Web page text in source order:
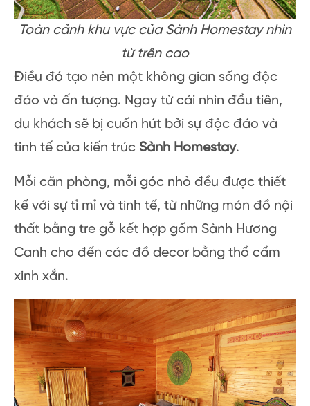
Toàn cảnh khu vực của Sành Homestay nhìn
từ trên cao
Điều đó tạo nên một không gian sống độc
đáo và ấn tượng. Ngay từ cái nhìn đầu tiên,
du khách sẽ bị cuốn hút bởi sự độc đáo và
tinh tế của kiến trúc Sành Homestay.
Mỗi căn phòng, mỗi góc nhỏ đều được thiết
kế với sự tỉ mỉ và tinh tế, từ những món đồ nội
thất bằng tre gỗ kết hợp gốm Sành Hương
Canh cho đến các đồ decor bằng thổ cẩm
xinh xắn.